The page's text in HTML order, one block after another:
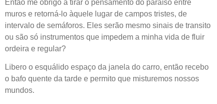
Então me obrigo a tirar o pensamento do paraíso entre
muros e retorná-lo àquele lugar de campos tristes, de
intervalo de semáforos. Eles serão mesmo sinais de transito
ou são só instrumentos que impedem a minha vida de fluir
ordeira e regular?
Libero o esquálido espaço da janela do carro, então recebo
o bafo quente da tarde e permito que misturemos nossos
mundos.